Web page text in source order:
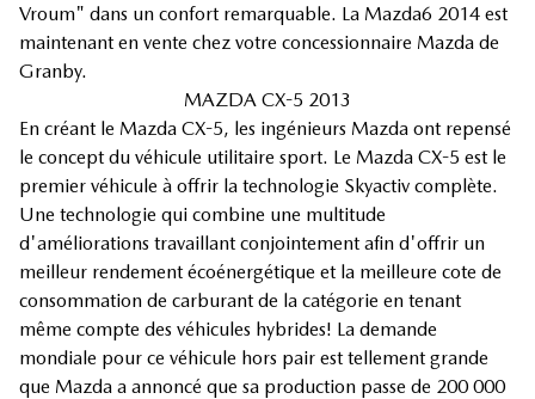
Vroum" dans un confort remarquable. La Mazda6 2014 est
maintenant en vente chez votre concessionnaire Mazda de
Granby.
MAZDA CX-5 2013
En créant le Mazda CX-5, les ingénieurs Mazda ont repensé
le concept du véhicule utilitaire sport. Le Mazda CX-5 est le
premier véhicule à offrir la technologie Skyactiv complète.
Une technologie qui combine une multitude
d'améliorations travaillant conjointement afin d'offrir un
meilleur rendement écoénergétique et la meilleure cote de
consommation de carburant de la catégorie en tenant
même compte des véhicules hybrides! La demande
mondiale pour ce véhicule hors pair est tellement grande
que Mazda a annoncé que sa production passe de 200 000